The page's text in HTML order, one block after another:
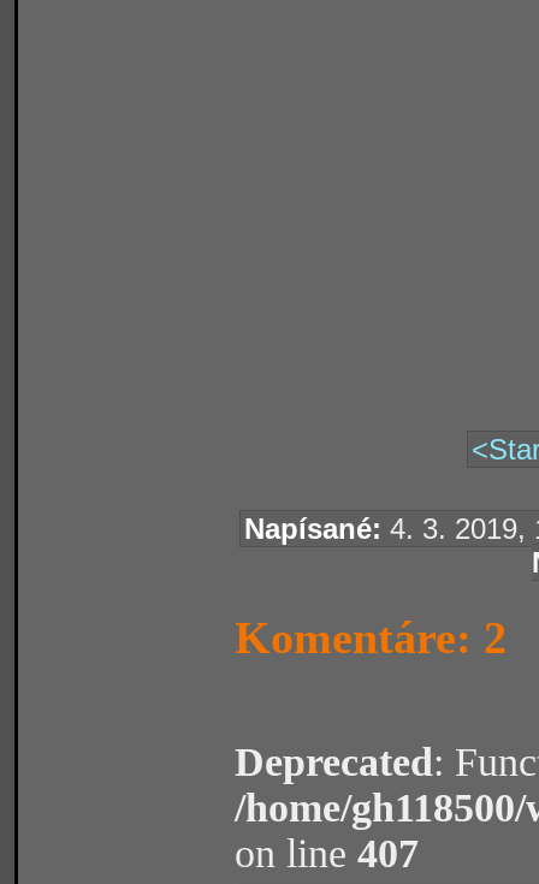
Napísané: 4. 3. 2019,
Komentáre: 2
Deprecated:
/home/
on line 407